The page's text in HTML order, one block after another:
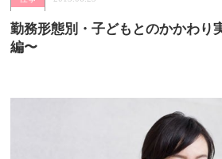
勤務形態別・子どもとのかかわり
編〜